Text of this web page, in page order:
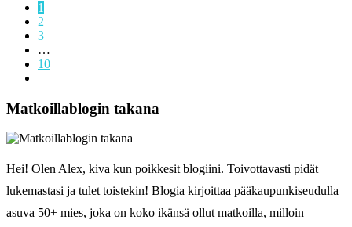
1
2
3
…
10
Matkoillablogin takana
Hei! Olen Alex, kiva kun poikkesit blogiini. Toivottavasti pidät
lukemastasi ja tulet toistekin! Blogia kirjoittaa pääkaupunkiseudulla
asuva 50+ mies, joka on koko ikänsä ollut matkoilla, milloin